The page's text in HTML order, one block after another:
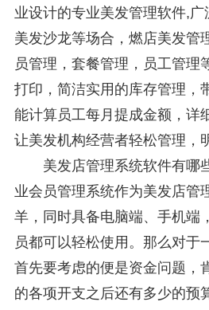
业设计的专业美发管理软件,广
美发沙龙等场合，燃店美发管
员管理，套餐管理，员工管理
打印，简洁实用的库存管理，
能计算员工每月提成金额，详
让美发机构经营者轻松管理，
美发店管理系统软件有哪
业会员管理系统作为美发店管
羊，同时具备电脑端、手机端
员都可以轻松使用。那么对于
首先要考虑的便是资金问题，
的各项开支之后还有多少的预